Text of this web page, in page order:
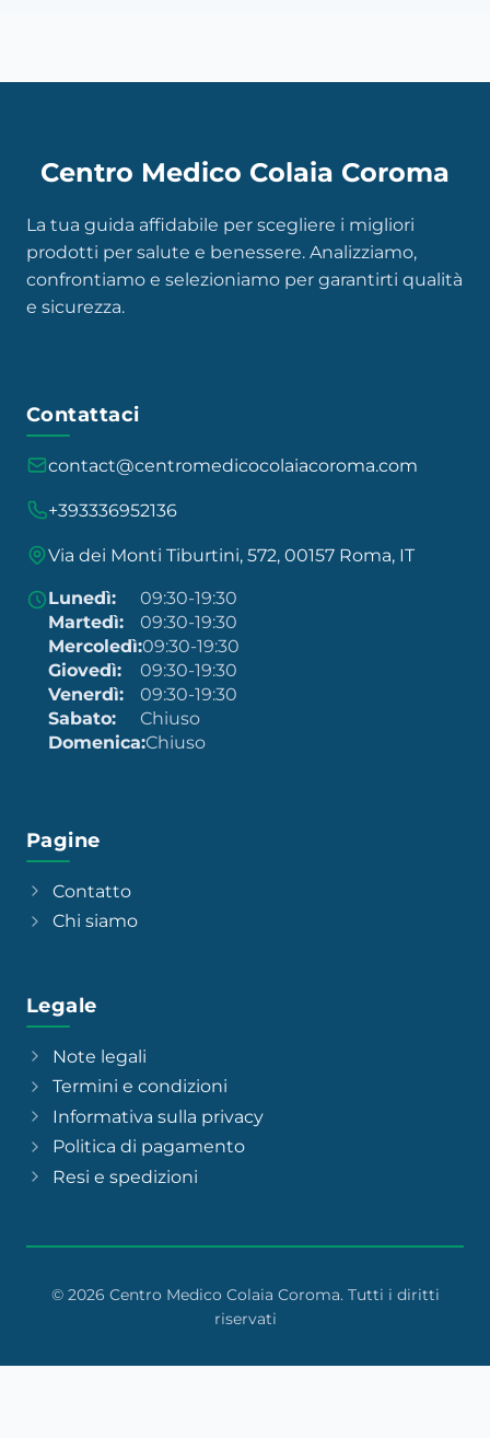
Centro Medico Colaia Coroma
La tua guida affidabile per scegliere i migliori
prodotti per salute e benessere. Analizziamo,
confrontiamo e selezioniamo per garantirti qualità
e sicurezza.
Contattaci
contact@centromedicocolaiacoroma.com
+393336952136
Via dei Monti Tiburtini, 572, 00157 Roma, IT
Lunedì:
09:30-19:30
Martedì:
09:30-19:30
Mercoledì:09:30-19:30
Giovedì:
09:30-19:30
Venerdì:
09:30-19:30
Sabato:
Chiuso
Domenica:Chiuso
Pagine
Contatto
Chi siamo
Legale
Note legali
Termini e condizioni
Informativa sulla privacy
Politica di pagamento
Resi e spedizioni
© 2026 Centro Medico Colaia Coroma. Tutti i diritti
riservati